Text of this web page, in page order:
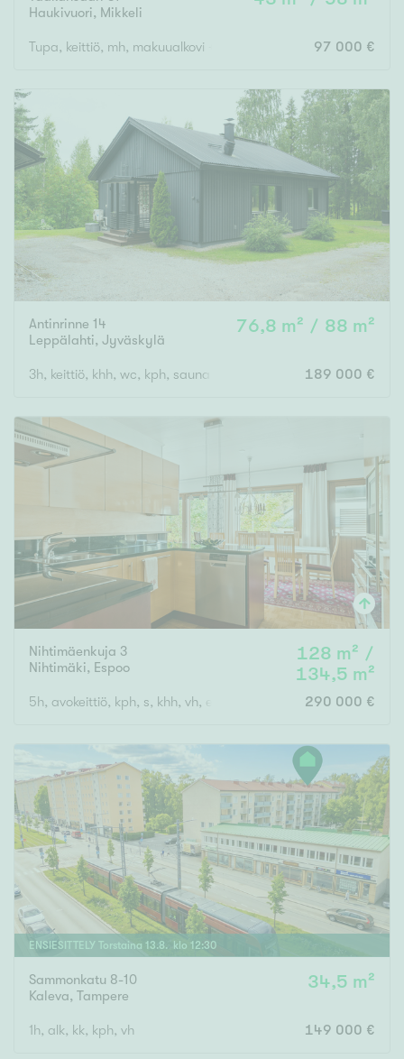
Haukivuori, Mikkeli
Tupa, keittiö, mh, makuualkovi + rantasauna + aitta97 000 €
Antinrinne 14
Leppälahti, Jyväskylä
76,8 m² / 88 m²
3h, keittiö, khh, wc, kph, sauna 189 000 €
Nihtimäenkuja 3
Nihtimäki, Espoo
128 m² /
134,5 m²
5h, avokeittiö, kph, s, khh, vh, erill.wc, autokatos, varasto
290 000 €
ENSIESITTELY Torstaina 13.8. klo 12:30
Sammonkatu 8-10
Kaleva, Tampere
34,5 m²
1h, alk, kk, kph, vh 149 000 €